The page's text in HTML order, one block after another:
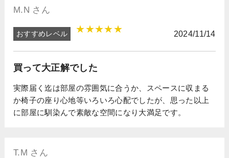
M.N さん
おすすめレベル ★★★★★ 2024/11/14
買って大正解でした
実際届く迄は部屋の雰囲気に合うか、スペースに収まる
か椅子の座り心地等いろいろ心配でしたが、思った以上
に部屋に馴染んで素敵な空間になり大満足です。
T.M さん